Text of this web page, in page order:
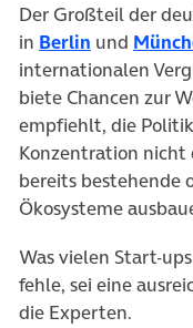
Der Großteil der
in Berlin (öffnet in
und
internationalen
biete Chancen zur
empfiehlt, die
Konzentration nicht
bereits bestehende
Ökosysteme
Was vielen Start-
fehle, sei eine
die Experten.